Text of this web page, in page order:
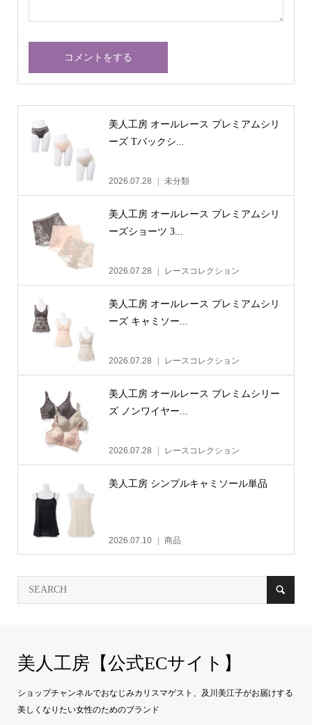
美人工房 オールレース プレミアムシリ
ーズ Tバックシ...
2026.07.28 未分類
美人工房 オールレース プレミアムシリ
ーズショーツ 3...
2026.07.28 レースコレクション
美人工房 オールレース プレミアムシリ
ーズ キャミソー...
2026.07.28 レースコレクション
美人工房 オールレース プレミムシリー
ズ ノンワイヤー...
2026.07.28 レースコレクション
美人工房 シンプルキャミソール単品
2026.07.10 商品
美人工房【公式ECサイト】
ショップチャンネルでおなじみカリスマゲスト、及川美江子がお届けする
美しくなりたい女性のためのブランド